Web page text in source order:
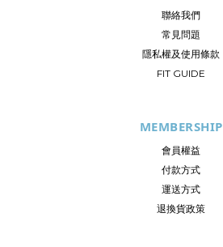
聯絡我們
常見問題
隱私權及使用條款
FIT GUIDE
MEMBERSHIP
會員權益
付款方式
運送方式
退換貨政策